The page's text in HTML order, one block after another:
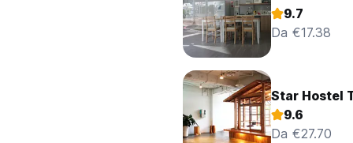
9.7
Da €17.38
Star Hostel
9.6
Da €27.70